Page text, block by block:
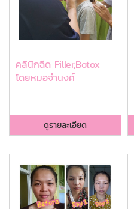
คลินิกฉีด Filler,Botox
โดยหมอจำนงค์
ดูรายละเอียด